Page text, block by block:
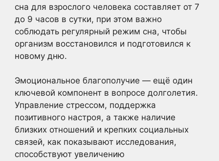
сна для взрослого человека составляет от 7
до 9 часов в сутки, при этом важно
соблюдать регулярный режим сна, чтобы
организм восстановился и подготовился к
новому дню.
Эмоциональное благополучие — ещё один
ключевой компонент в вопросе долголетия.
Управление стрессом, поддержка
позитивного настроя, а также наличие
близких отношений и крепких социальных
связей, как показывают исследования,
способствуют увеличению